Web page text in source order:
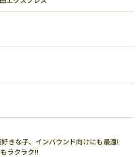
きな子、インバウンド向けにも最適!
ラクラク!!